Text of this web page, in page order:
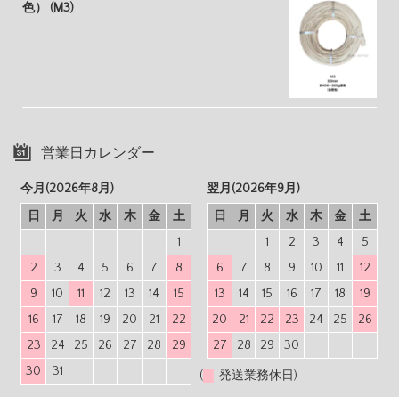
色） (M3)
営業日カレンダー
今月(2026年8月)
日
月 火 水 木 金
土
1
2
3 4 5 6 7
8
9
10 11 12 13 14
15
16
17 18 19 20 21
22
23
24 25 26 27 28
29
30
31
翌月(2026年9月)
日
月 火 水 木 金
土
1
2 3 4
5
6
7 8 9 10 11
12
13
14 15 16 17 18
19
20
21 22 23 24 25
26
27
28 29 30
( 発送業務休日)